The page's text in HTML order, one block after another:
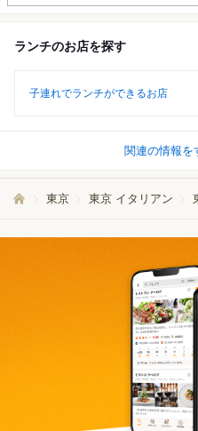
ランチのお店を探す
子連れでランチができるお店
関連の情報を
東京 東京 イタリアン